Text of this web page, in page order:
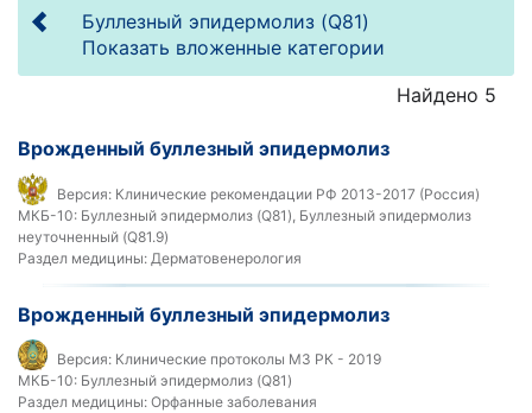
Буллезный эпидермолиз (Q81)
Показать вложенные категории
Найдено 5
Врожденный буллезный эпидермолиз
Версия: Клинические рекомендации РФ 2013-2017 (Россия)
МКБ-10: Буллезный эпидермолиз (Q81), Буллезный эпидермолиз
неуточненный (Q81.9)
Раздел медицины: Дерматовенерология
Врожденный буллезный эпидермолиз
Версия: Клинические протоколы МЗ РК - 2019
МКБ-10: Буллезный эпидермолиз (Q81)
Раздел медицины: Орфанные заболевания